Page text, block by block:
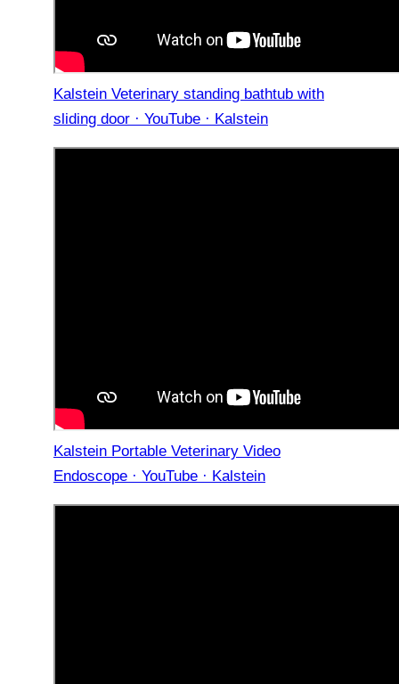
Kalstein Veterinary standing bathtub with
sliding door · YouTube · Kalstein
Kalstein Portable Veterinary Video
Endoscope · YouTube · Kalstein